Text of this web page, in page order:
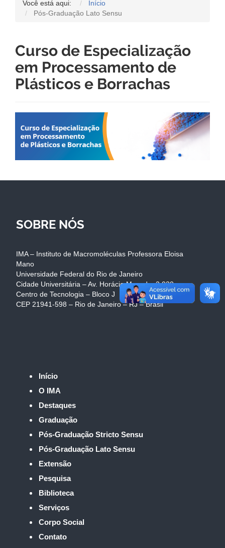
Você está aqui:
Início
Pós-Graduação Lato Sensu
Curso de Especialização
em Processamento de
Plásticos e Borrachas
SOBRE NÓS
IMA – Instituto de Macromoléculas Professora Eloisa
Mano
Universidade Federal do Rio de Janeiro
Cidade Universitária – Av. Horácio Macedo, 2.030
Centro de Tecnologia – Bloco J
CEP 21941-598 – Rio de Janeiro – RJ – Brasil
Início
O IMA
Destaques
Graduação
Pós-Graduação Stricto Sensu
Pós-Graduação Lato Sensu
Extensão
Pesquisa
Biblioteca
Serviços
Corpo Social
Contato